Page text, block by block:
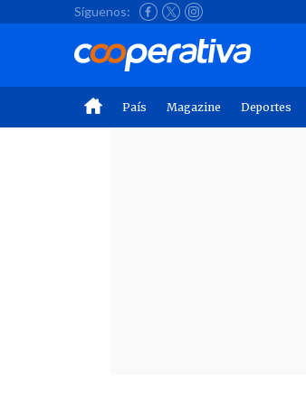
Síguenos:
País Magazine Deportes